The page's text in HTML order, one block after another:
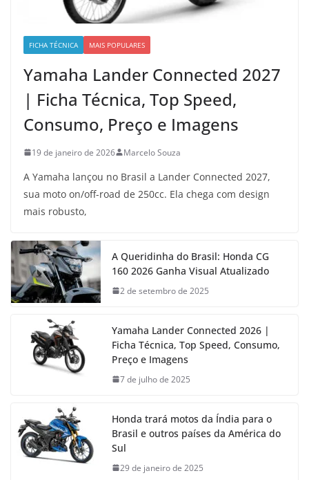
FICHA TÉCNICA MAIS POPULARES
Yamaha Lander Connected 2027
| Ficha Técnica, Top Speed,
Consumo, Preço e Imagens
19 de janeiro de 2026 Marcelo Souza
A Yamaha lançou no Brasil a Lander Connected 2027,
sua moto on/off-road de 250cc. Ela chega com design
mais robusto,
A Queridinha do Brasil: Honda CG
160 2026 Ganha Visual Atualizado
2 de setembro de 2025
Yamaha Lander Connected 2026 |
Ficha Técnica, Top Speed, Consumo,
Preço e Imagens
7 de julho de 2025
Honda trará motos da Índia para o
Brasil e outros países da América do
Sul
29 de janeiro de 2025